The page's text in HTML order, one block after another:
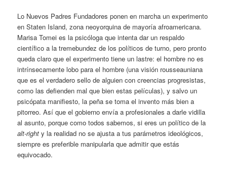
Lo Nuevos Padres Fundadores ponen en marcha un experimento
en Staten Island, zona neoyorquina de mayoría afroamericana.
Marisa Tomei es la psicóloga que intenta dar un respaldo
científico a la tremebundez de los políticos de turno, pero pronto
queda claro que el experimento tiene un lastre: el hombre no es
intrínsecamente lobo para el hombre (una visión rousseauniana
que es el verdadero sello de alguien con creencias progresistas,
como las defienden mal que bien estas películas), y salvo un
psicópata manifiesto, la peña se toma el invento más bien a
pitorreo. Así que el gobierno envía a profesionales a darle vidilla
al asunto, porque como todos sabemos, si eres un político de la
alt-righty la realidad no se ajusta a tus parámetros ideológicos,
siempre es preferible manipularla que admitir que estás
equivocado.